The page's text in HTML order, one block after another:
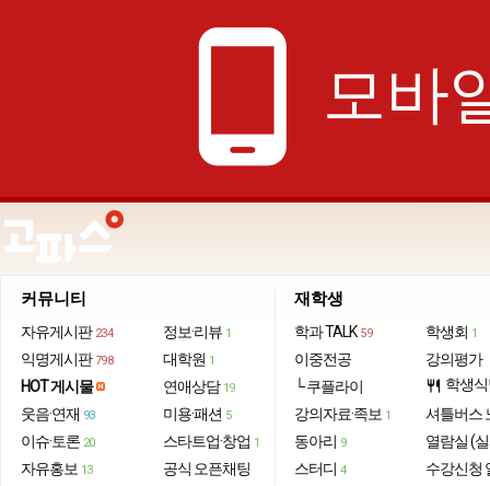
phone_android 모바
커뮤니티
자유게시판 234
익명게시판 798
HOT 게시물
웃음·연재 93
이슈·토론 20
자유홍보 13
정보·리뷰 1
대학원 1
연애상담 19
미용·패션 5
스타트업·창업 1
공식 오픈채팅
재학생
학과 TALK 59
이중전공
└ 쿠플라이
강의자료·족보 1
동아리 9
스터디 4
학생회 1
강의평가
restaurant 학생
셔틀버스
열람실 (
수강신청